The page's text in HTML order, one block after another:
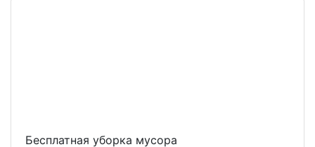
Бесплатная уборка мусора